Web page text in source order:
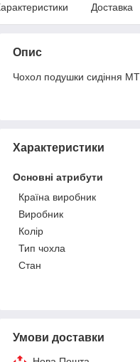
Доставка
Опис
Чохол подушки сидіння
Характеристики
Основні атрибути
Країна виробник
Виробник
Колір
Тип чохла
Стан
Умови доставки